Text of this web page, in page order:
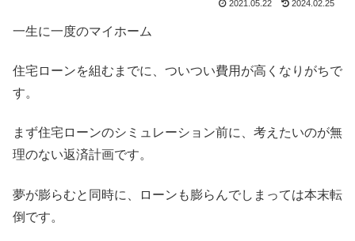
2021.05.22 2024.02.25
一生に一度のマイホーム
住宅ローンを組むまでに、ついつい費用が高くなりがちで
す。
まず住宅ローンのシミュレーション前に、考えたいのが無
理のない返済計画です。
夢が膨らむと同時に、ローンも膨らんでしまっては本末転
倒です。